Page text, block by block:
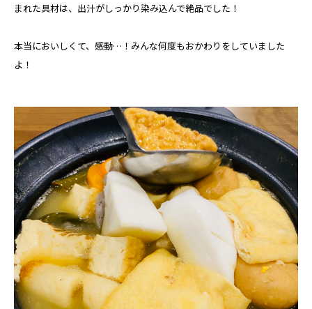
まれた具材は、出汁がしっかり染み込んで絶品でした！
本当においしくて、感動…！みんな何度もおかわりをしていました
よ！